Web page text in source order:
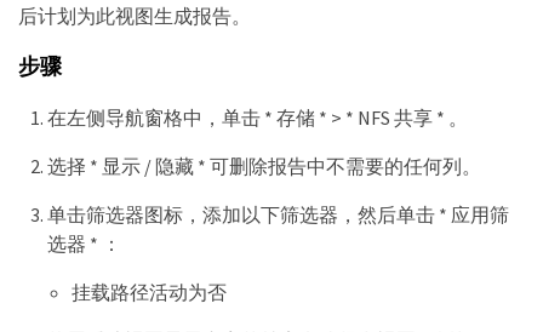
后计划为此视图生成报告。
步骤
在左侧导航窗格中，单击 * 存储 * > * NFS 共享 * 。
选择 * 显示 / 隐藏 * 可删除报告中不需要的任何列。
单击筛选器图标，添加以下筛选器，然后单击 * 应用筛
选器 * ：
挂载路径活动为否